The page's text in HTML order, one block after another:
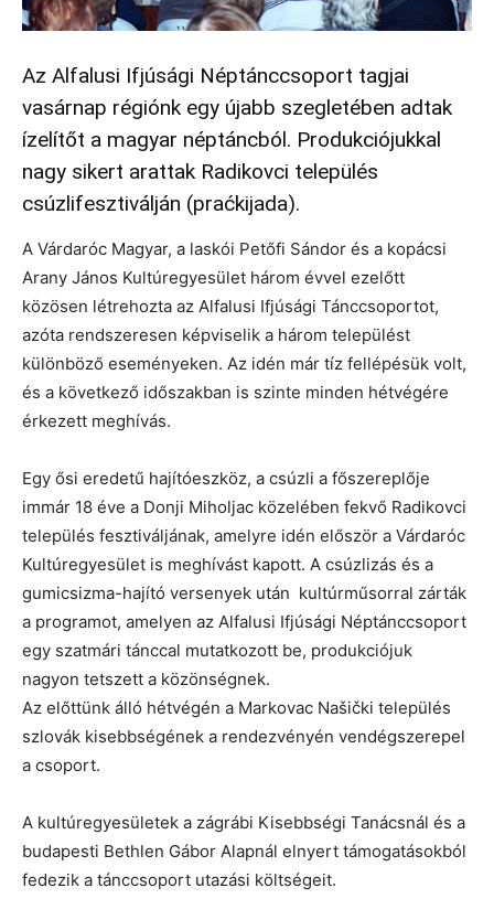
Az Alfalusi Ifjúsági Néptánccsoport tagjai
vasárnap régiónk egy újabb szegletében adtak
ízelítőt a magyar néptáncból. Produkciójukkal
nagy sikert arattak Radikovci település
csúzlifesztiválján (praćkijada).
A Várdaróc Magyar, a laskói Petőfi Sándor és a kopácsi
Arany János Kultúregyesület három évvel ezelőtt
közösen létrehozta az Alfalusi Ifjúsági Tánccsoportot,
azóta rendszeresen képviselik a három települést
különböző eseményeken. Az idén már tíz fellépésük volt,
és a következő időszakban is szinte minden hétvégére
érkezett meghívás.
Egy ősi eredetű hajítóeszköz, a csúzli a főszereplője
immár 18 éve a Donji Miholjac közelében fekvő Radikovci
település fesztiváljának, amelyre idén először a Várdaróc
Kultúregyesület is meghívást kapott. A csúzlizás és a
gumicsizma-hajító versenyek után kultúrműsorral zárták
a programot, amelyen az Alfalusi Ifjúsági Néptánccsoport
egy szatmári tánccal mutatkozott be, produkciójuk
nagyon tetszett a közönségnek.
Az előttünk álló hétvégén a Markovac Našički település
szlovák kisebbségének a rendezvényén vendégszerepel
a csoport.
A kultúregyesületek a zágrábi Kisebbségi Tanácsnál és a
budapesti Bethlen Gábor Alapnál elnyert támogatásokból
fedezik a tánccsoport utazási költségeit.